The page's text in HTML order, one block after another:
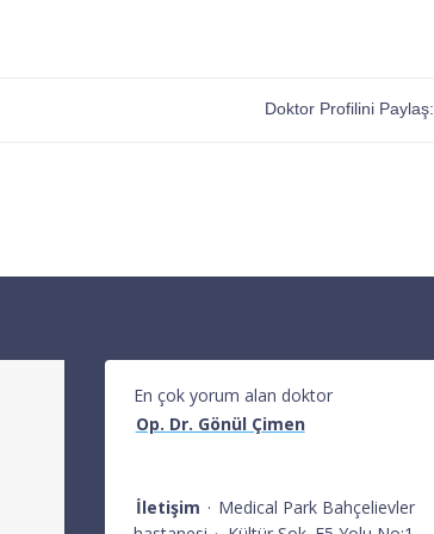
Doktor Profilini Paylaş:
En çok yorum alan doktor
Op. Dr. Gönül Çimen
İletişim · Medical Park Bahçelievler